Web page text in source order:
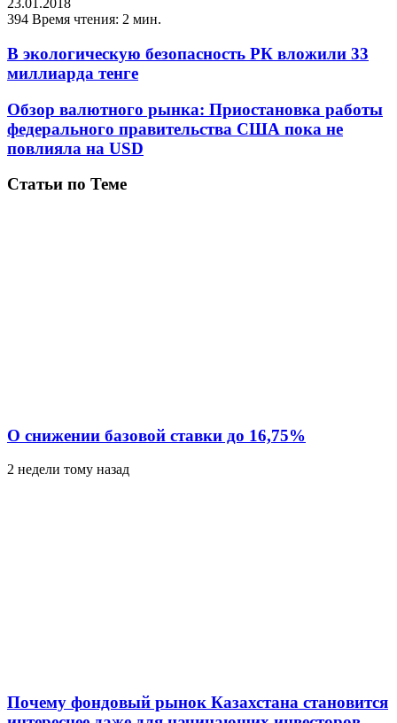
23.01.2018
394 Время чтения: 2 мин.
В экологическую безопасность РК вложили 33
миллиарда тенге
Обзор валютного рынка: Приостановка работы
федерального правительства США пока не
повлияла на USD
Статьи по Теме
О снижении базовой ставки до 16,75%
2 недели тому назад
Почему фондовый рынок Казахстана становится